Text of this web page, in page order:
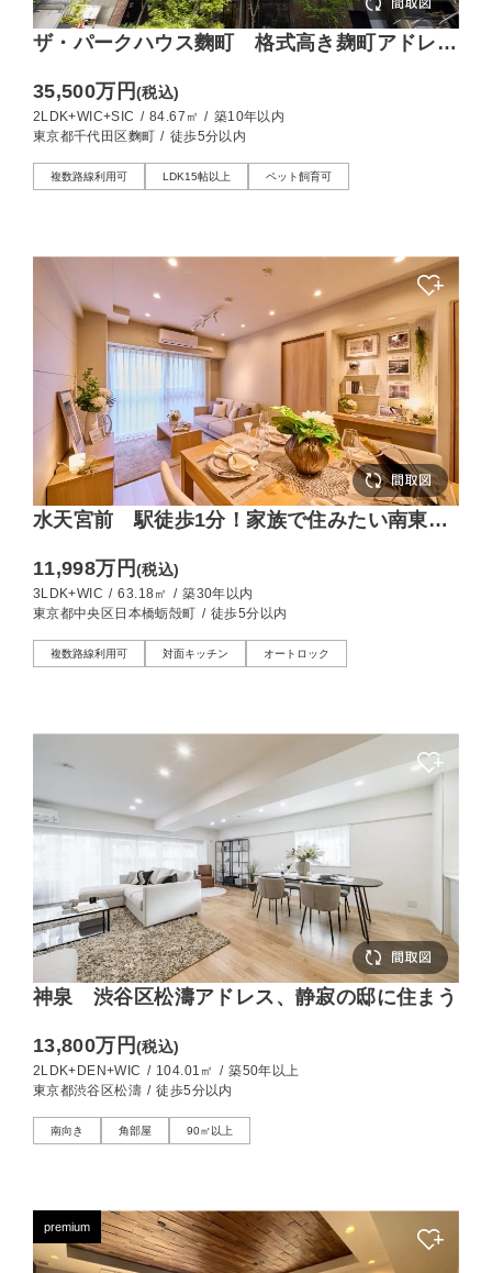
ザ・パークハウス麴町 格式高き麹町アドレ
35,500万円(税込)
2LDK+WIC+SIC / 84.67㎡ / 築10年以内
東京都千代田区麴町 / 徒歩5分以内
複数路線利用可 LDK15帖以上 ペット飼育可
水天宮前 駅徒歩1分！家族で住みたい南東向
11,998万円(税込)
3LDK+WIC / 63.18㎡ / 築30年以内
東京都中央区日本橋蛎殻町 / 徒歩5分以内
複数路線利用可 対面キッチン オートロック
神泉 渋谷区松濤アドレス、静寂の邸に住まう
13,800万円(税込)
2LDK+DEN+WIC / 104.01㎡ / 築50年以上
東京都渋谷区松濤 / 徒歩5分以内
南向き 角部屋 90㎡以上
premium